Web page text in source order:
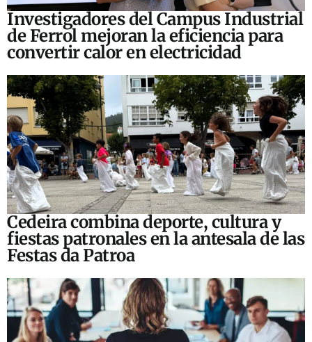
Investigadores del Campus Industrial
de Ferrol mejoran la eficiencia para
convertir calor en electricidad
Cedeira combina deporte, cultura y
fiestas patronales en la antesala de las
Festas da Patroa